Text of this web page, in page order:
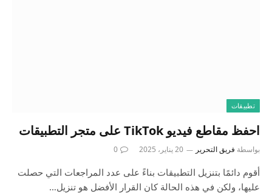
تطبيقات
احفظ مقاطع فيديو TikTok على متجر التطبيقات
بواسطة فريق التحرير 20 يناير، 2025 0
أقوم دائمًا بتنزيل التطبيقات بناءً على عدد المراجعات التي حصلت
عليها، ولكن في هذه الحالة كان القرار الأفضل هو تنزيل…